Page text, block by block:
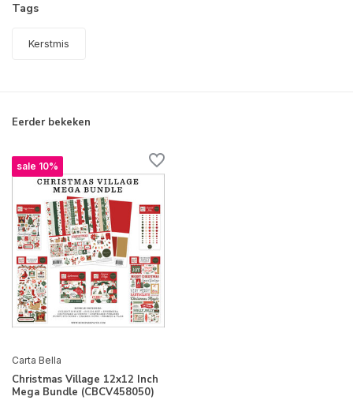
Tags
Kerstmis
Eerder bekeken
sale 10%
Carta Bella
Christmas Village 12x12 Inch
Mega Bundle (CBCV458050)